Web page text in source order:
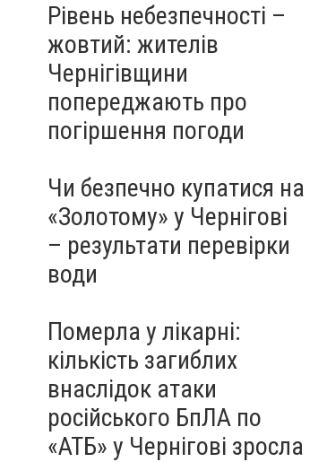
Рівень небезпечності –
жовтий: жителів
Чернігівщини
попереджають про
погіршення погоди
Чи безпечно купатися на
«Золотому» у Чернігові
– результати перевірки
води
Померла у лікарні:
кількість загиблих
внаслідок атаки
російського БпЛА по
«АТБ» у Чернігові зросла